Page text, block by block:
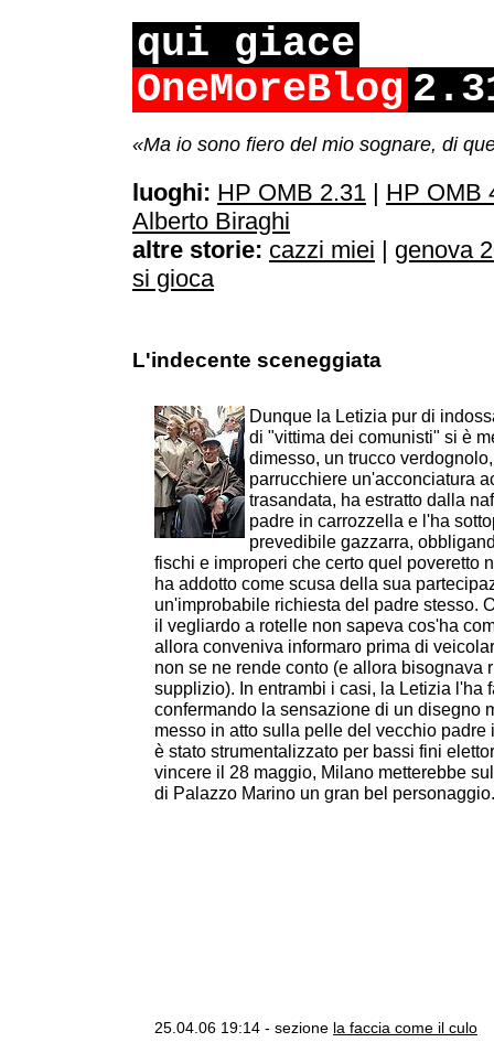
qui giace
OneMoreBlog
«Ma io sono fiero del mio sognare, di
luoghi: HP OMB 2.31 | HP OMB
Alberto Biraghi
altre storie: cazzi miei | genova
si gioca
L'indecente sceneggiata
Dunque la Letizia pur di
di "vittima dei comunisti" si è
dimesso, un trucco
parrucchiere un'acconciatura
trasandata, ha estratto dalla
padre in carrozzella e l'ha
prevedibile gazzarra,
fischi e improperi che certo quel poveretto
ha addotto come scusa della sua
un'improbabile richiesta del padre stesso.
il vegliardo a rotelle non sapeva cos'ha
allora conveniva informaro prima di
non se ne rende conto (e allora bisognava
supplizio). In entrambi i casi, la Letizia l'ha
confermando la sensazione di un disegno
messo in atto sulla pelle del vecchio padre
è stato strumentalizzato per bassi fini
vincere il 28 maggio, Milano metterebbe
di Palazzo Marino un gran bel personaggio.
25.04.06 19:14 - sezione la faccia come il culo